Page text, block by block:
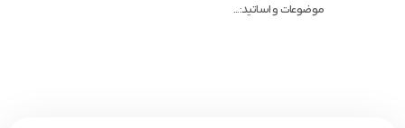
موضوعات و اساتید:...